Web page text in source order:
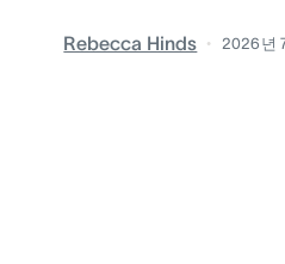
Rebecca Hinds 2026년